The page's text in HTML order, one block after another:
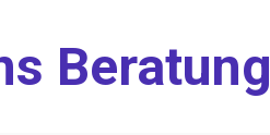
Beratung